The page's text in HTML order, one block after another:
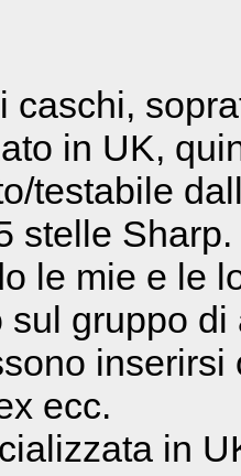
caschi,
in UK,
testabile
stelle Sharp.
le mie e le
sul gruppo
ecc.
in